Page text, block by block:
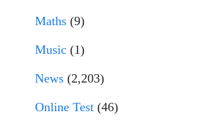
Maths (9)
Music (1)
News (2,203)
Online Test (46)